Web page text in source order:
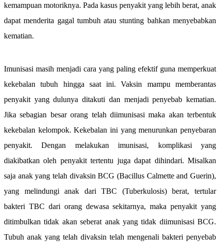
kemampuan motoriknya. Pada kasus penyakit yang lebih berat, anak
dapat menderita gagal tumbuh atau stunting bahkan menyebabkan
kematian.
Imunisasi masih menjadi cara yang paling efektif guna memperkuat
kekebalan tubuh hingga saat ini. Vaksin mampu memberantas
penyakit yang dulunya ditakuti dan menjadi penyebab kematian.
Jika sebagian besar orang telah diimunisasi maka akan terbentuk
kekebalan kelompok. Kekebalan ini yang menurunkan penyebaran
penyakit. Dengan melakukan imunisasi, komplikasi yang
diakibatkan oleh penyakit tertentu juga dapat dihindari. Misalkan
saja anak yang telah divaksin BCG (Bacillus Calmette and Guerin),
yang melindungi anak dari TBC (Tuberkulosis) berat, tertular
bakteri TBC dari orang dewasa sekitarnya, maka penyakit yang
ditimbulkan tidak akan seberat anak yang tidak diimunisasi BCG.
Tubuh anak yang telah divaksin telah mengenali bakteri penyebab